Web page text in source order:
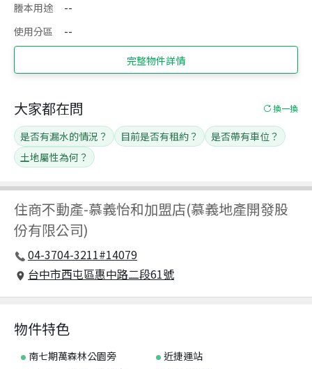
謄本用途
--
使用分區
--
完整物件詳情
住商不動產-慕義怡和加盟店(慕義地產開發股
份有限公司)
04-3704-3211#14079
台中市西屯區惠中路二段61號
大家都在問 換一換
是否有漏水的情況？ 目前是否有租約？
是否帶有車位？
土地屬性為何？
物件特色
南七期萬森林公園旁
近捷運站